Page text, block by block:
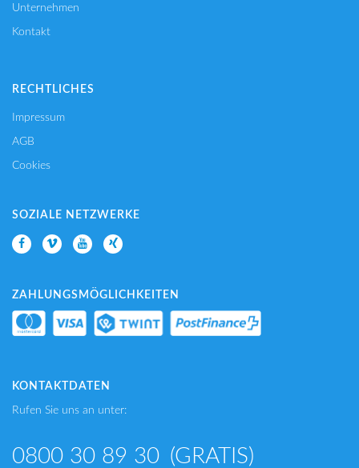
Unternehmen
Kontakt
RECHTLICHES
Impressum
AGB
Cookies
SOZIALE NETZWERKE
ZAHLUNGSMÖGLICHKEITEN
KONTAKTDATEN
Rufen Sie uns an unter:
0800 30 89 30 (GRATIS)